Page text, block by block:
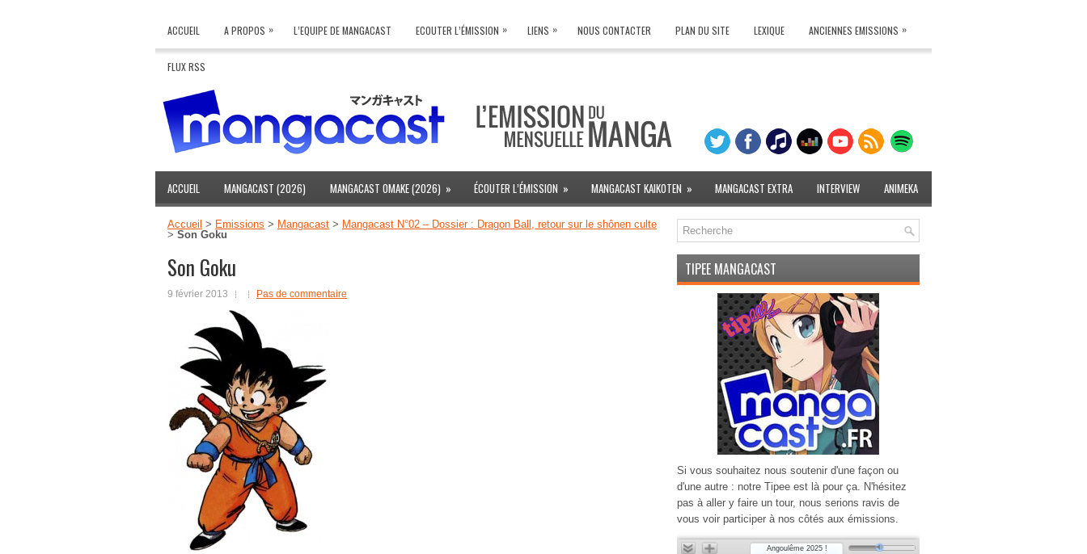
ACCUEIL A PROPOS » L’EQUIPE DE MANGACAST ECOUTER L’ÉMISSION » LIENS » NOUS CONTACTER PLAN DU SITE LEXIQUE ANCIENNES EMISSIONS »
FLUX RSS
ACCUEIL MANGACAST (2026) MANGACAST OMAKE (2026) » ÉCOUTER L’ÉMISSION » MANGACAST KAIKOTEN » MANGACAST EXTRA INTERVIEW ANIMEKA
Accueil > Emissions > Mangacast > Mangacast N°02 – Dossier : Dragon Ball, retour sur le shônen culte
> Son Goku
Son Goku
9 février 2013 Pas de commentaire
TIPEE MANGACAST
Si vous souhaitez nous soutenir d'une façon ou
d'une autre : notre Tipee est là pour ça. N'hésitez
pas à aller y faire un tour, nous serions ravis de
vous voir participer à nos côtés aux émissions.
Angoulême 2025 !